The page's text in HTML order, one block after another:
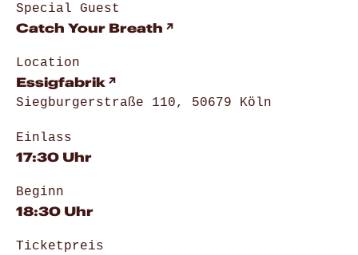
Special Guest
Catch Your Breath
Location
Essigfabrik
Siegburgerstraße 110, 50679 Köln
Einlass
17:30 Uhr
Beginn
18:30 Uhr
Ticketpreis